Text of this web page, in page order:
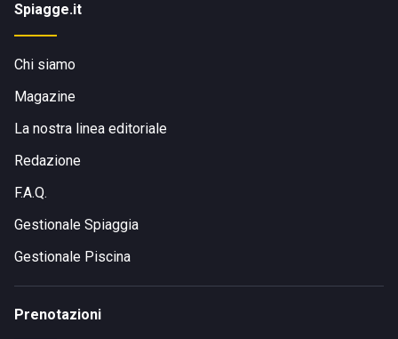
Spiagge.it
Chi siamo
Magazine
La nostra linea editoriale
Redazione
F.A.Q.
Gestionale Spiaggia
Gestionale Piscina
Prenotazioni